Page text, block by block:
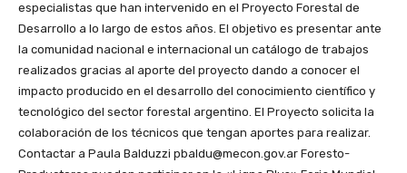
especialistas que han intervenido en el Proyecto Forestal de
Desarrollo a lo largo de estos años. El objetivo es presentar ante
la comunidad nacional e internacional un catálogo de trabajos
realizados gracias al aporte del proyecto dando a conocer el
impacto producido en el desarrollo del conocimiento científico y
tecnológico del sector forestal argentino. El Proyecto solicita la
colaboración de los técnicos que tengan aportes para realizar.
Contactar a Paula Balduzzi pbaldu@mecon.gov.ar Foresto-